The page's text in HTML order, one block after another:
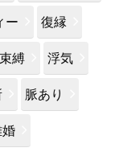
ー 復縁
束縛 浮気
脈あり